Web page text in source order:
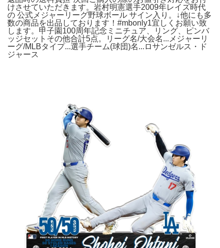
けさせていただきます。岩村明憲選手2009年レイズ時代
の 公式メジャーリーグ野球ボール サイン入り。↓他にも多
数の商品を出品しております！#mbonly1宜しくお願い致
します。甲子園100周年記念ミニチュア、リング、ピンバ
ッジセットその他合計5点。リーグ名/大会名...メジャーリ
ーグ/MLBタイプ...選手チーム(球団)名...ロサンゼルス・ド
ジャース